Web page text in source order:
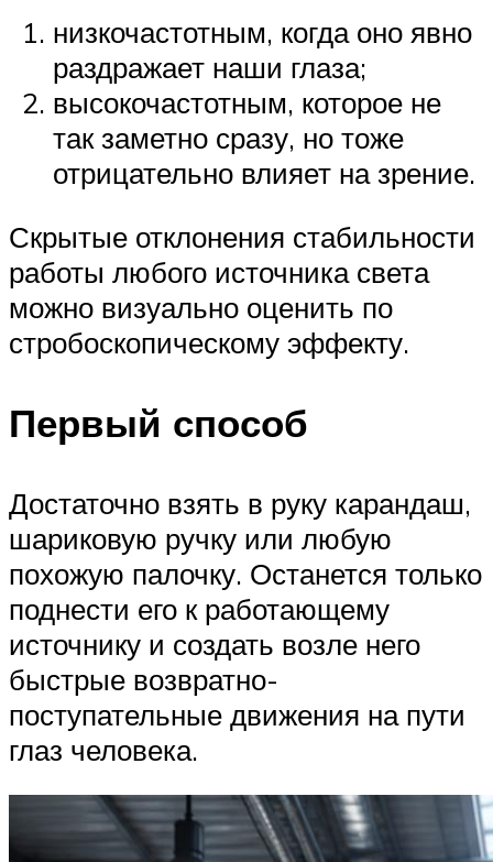
низкочастотным, когда оно явно
раздражает наши глаза;
высокочастотным, которое не
так заметно сразу, но тоже
отрицательно влияет на зрение.
Скрытые отклонения стабильности
работы любого источника света
можно визуально оценить по
стробоскопическому эффекту.
Первый способ
Достаточно взять в руку карандаш,
шариковую ручку или любую
похожую палочку. Останется только
поднести его к работающему
источнику и создать возле него
быстрые возвратно-
поступательные движения на пути
глаз человека.